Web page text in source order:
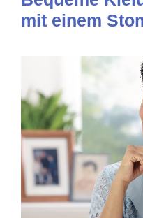
mit einem